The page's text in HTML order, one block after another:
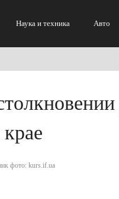
Наука и техника Авто
фото: kurs.if.ua